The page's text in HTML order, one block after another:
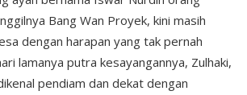
Bang Wan Proyek, kini masih
dengan harapan yang tak pernah
lamanya putra kesayangannya, Zulhaki,
pendiam dan dekat dengan